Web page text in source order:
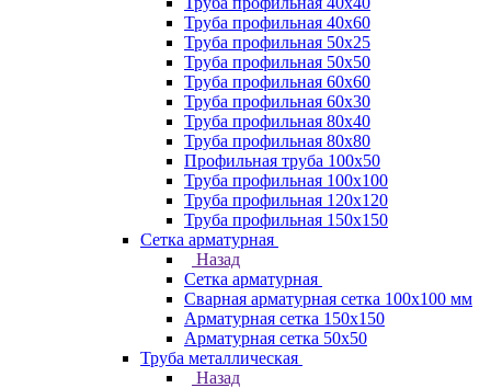
Труба профильная 40х60
Труба профильная 50х25
Труба профильная 50х50
Труба профильная 60x60
Труба профильная 60х30
Труба профильная 80х40
Труба профильная 80х80
Профильная труба 100х50
Труба профильная 100х100
Труба профильная 120х120
Труба профильная 150х150
Сетка арматурная
Назад
Сетка арматурная
Сварная арматурная сетка 100х100 мм
Арматурная сетка 150х150
Арматурная сетка 50х50
Труба металлическая
Назад